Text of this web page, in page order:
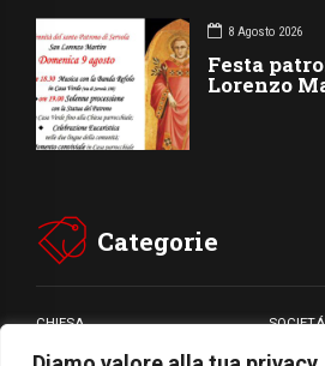
8 Agosto 2026
Festa
Lorenzo
Categorie
CHIESA SOCIETÁ
CARITÁ GIUBILEO